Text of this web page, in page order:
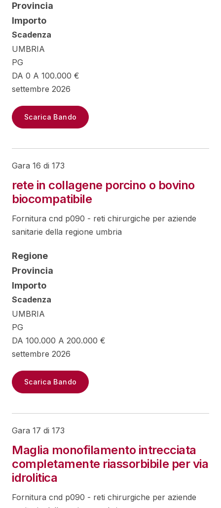
Provincia
Importo
Scadenza
UMBRIA
PG
DA 0 A 100.000 €
settembre 2026
Scarica Bando
Gara 16 di 173
rete in collagene porcino o bovino
biocompatibile
Fornitura cnd p090 - reti chirurgiche per aziende
sanitarie della regione umbria
Regione
Provincia
Importo
Scadenza
UMBRIA
PG
DA 100.000 A 200.000 €
settembre 2026
Scarica Bando
Gara 17 di 173
Maglia monofilamento intrecciata
completamente riassorbibile per via
idrolitica
Fornitura cnd p090 - reti chirurgiche per aziende